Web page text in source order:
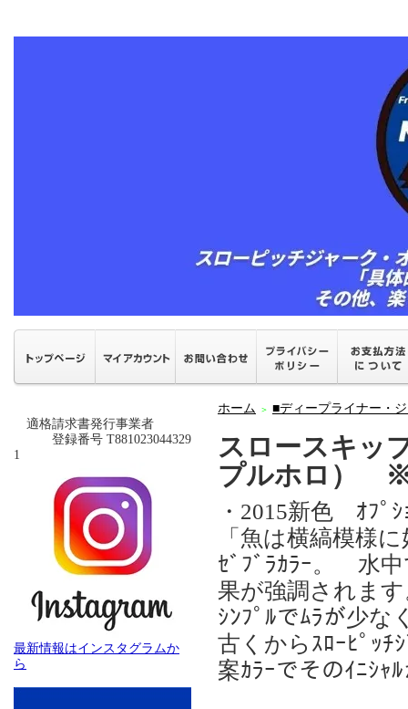
適格請求書発行事業者
登録番号 T881023044329
1
最新情報はインスタグラムか
ら
ホーム ＞ ■ディープライナー・
スロースキッ
プルホロ） ※
・2015新色 ｵﾌﾟｼ
「魚は横縞模様
ｾﾞﾌﾞﾗｶﾗｰ。 水中
果が強調されま
ｼﾝﾌﾟﾙでﾑﾗが少な
古くからｽﾛｰﾋﾟｯ
案ｶﾗｰでそのｲﾆｼｬ